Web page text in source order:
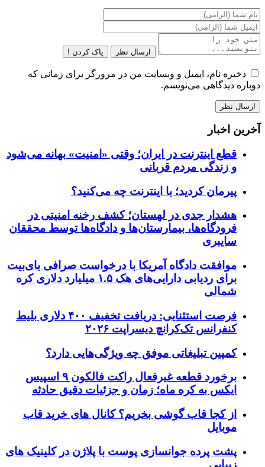
ارسال نظر پاک کردن !
ذخیره نام، ایمیل و وبسایت من در مرورگر برای زمانی که
دوباره دیدگاهی می‌نویسم.
آخرین اخبار
قطع اینترنت در ایران؛ وقتی «امنیت» بهانه می‌شود
و زندگی مردم قربانی
پیرمان کردید؛ با اینترنت چه می‌کنید؟
هشدار جدی در لهستان؛ کشف رخنه امنیتی در
فرودگاه‌ها، بیمارستان‌ها و دادگاه‌ها توسط محققان
سایبری
موافقت دادگاه آمریکا با درخواست صرافی بای‌بیت
برای ردیابی دارایی‌های هک ۱.۵ میلیارد دلاری کره
شمالی
فرصت استثنایی: دریافت تخفیف ۴۰۰ دلاری بلیط
کنفرانس تک‌کرانچ دیسراپت ۲۰۲۶
کمپین تبلیغاتی موفق چه ویژگی‌هایی دارد؟
برخورد قطعه غیرفعال راکت فالکون ۹ اسپیس
ایکس به کره ماه؛ زمان و جزئیات دقیق حادثه
از کجا قاب گوشی بخریم؟ کانال های خرید قاب
موبایل
پشت پرده جوانسازی پوست با پلاژن در کلینیک های
زیبایی